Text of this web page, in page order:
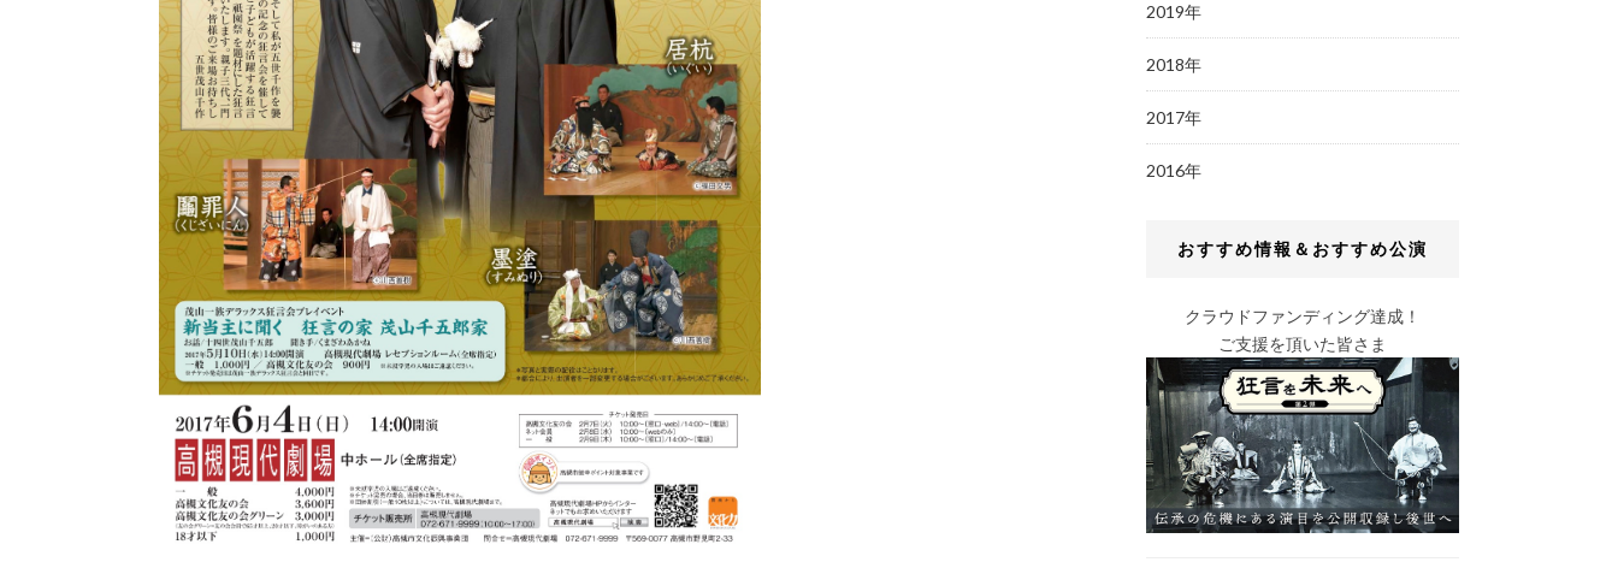
2019年
2018年
2017年
2016年
おすすめ情報＆おすすめ公演
クラウドファンディング達成！
ご支援を頂いた皆さま